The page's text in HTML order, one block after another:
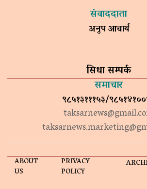
संवाददाता
अनुप आचार्य
सिधा सम्पर्क
समाचार
९८५१३१११५३/
ABOUT
US
PRIVACY
POLICY